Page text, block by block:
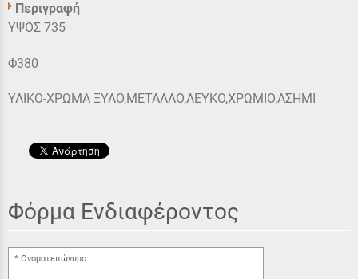
Περιγραφή
ΥΨΟΣ 735
Φ380
ΥΛΙΚΟ-ΧΡΩΜΑ ΞΥΛΟ,ΜΕΤΑΛΛΟ,ΛΕΥΚΟ,ΧΡΩΜΙΟ,ΑΣΗΜΙ
Φόρμα Ενδιαφέροντος
Ονοματεπώνυμο: